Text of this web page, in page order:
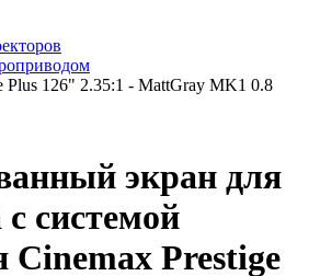
Plus 126" 2.35:1 - MattGray MK1 0.8
экран для
системой
Cinemax Prestige